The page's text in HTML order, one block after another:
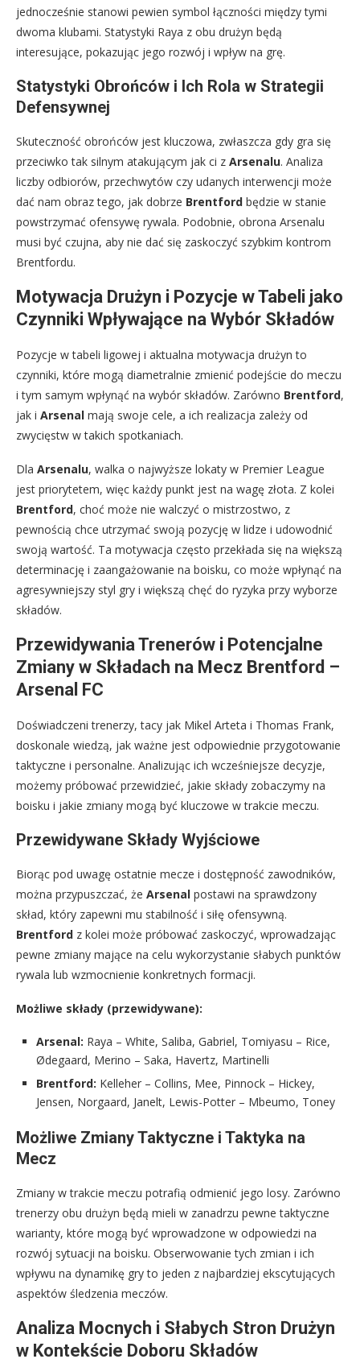
jednocześnie stanowi pewien symbol łączności między tymi
dwoma klubami. Statystyki Raya z obu drużyn będą
interesujące, pokazując jego rozwój i wpływ na grę.
Statystyki Obrońców i Ich Rola w Strategii
Defensywnej
Skuteczność obrońców jest kluczowa, zwłaszcza gdy gra się
przeciwko tak silnym atakującym jak ci z Arsenalu. Analiza
liczby odbiorów, przechwytów czy udanych interwencji może
dać nam obraz tego, jak dobrze Brentford będzie w stanie
powstrzymać ofensywę rywala. Podobnie, obrona Arsenalu
musi być czujna, aby nie dać się zaskoczyć szybkim kontrom
Brentfordu.
Motywacja Drużyn i Pozycje w Tabeli jako
Czynniki Wpływające na Wybór Składów
Pozycje w tabeli ligowej i aktualna motywacja drużyn to
czynniki, które mogą diametralnie zmienić podejście do meczu
i tym samym wpłynąć na wybór składów. Zarówno Brentford,
jak i Arsenal mają swoje cele, a ich realizacja zależy od
zwycięstw w takich spotkaniach.
Dla Arsenalu, walka o najwyższe lokaty w Premier League
jest priorytetem, więc każdy punkt jest na wagę złota. Z kolei
Brentford, choć może nie walczyć o mistrzostwo, z
pewnością chce utrzymać swoją pozycję w lidze i udowodnić
swoją wartość. Ta motywacja często przekłada się na większą
determinację i zaangażowanie na boisku, co może wpłynąć na
agresywniejszy styl gry i większą chęć do ryzyka przy wyborze
składów.
Przewidywania Trenerów i Potencjalne
Zmiany w Składach na Mecz Brentford –
Arsenal FC
Doświadczeni trenerzy, tacy jak Mikel Arteta i Thomas Frank,
doskonale wiedzą, jak ważne jest odpowiednie przygotowanie
taktyczne i personalne. Analizując ich wcześniejsze decyzje,
możemy próbować przewidzieć, jakie składy zobaczymy na
boisku i jakie zmiany mogą być kluczowe w trakcie meczu.
Przewidywane Składy Wyjściowe
Biorąc pod uwagę ostatnie mecze i dostępność zawodników,
można przypuszczać, że Arsenal postawi na sprawdzony
skład, który zapewni mu stabilność i siłę ofensywną.
Brentford z kolei może próbować zaskoczyć, wprowadzając
pewne zmiany mające na celu wykorzystanie słabych punktów
rywala lub wzmocnienie konkretnych formacji.
Możliwe składy (przewidywane):
Arsenal: Raya – White, Saliba, Gabriel, Tomiyasu – Rice,
Ødegaard, Merino – Saka, Havertz, Martinelli
Brentford: Kelleher – Collins, Mee, Pinnock – Hickey,
Jensen, Norgaard, Janelt, Lewis-Potter – Mbeumo, Toney
Możliwe Zmiany Taktyczne i Taktyka na
Mecz
Zmiany w trakcie meczu potrafią odmienić jego losy. Zarówno
trenerzy obu drużyn będą mieli w zanadrzu pewne taktyczne
warianty, które mogą być wprowadzone w odpowiedzi na
rozwój sytuacji na boisku. Obserwowanie tych zmian i ich
wpływu na dynamikę gry to jeden z najbardziej ekscytujących
aspektów śledzenia meczów.
Analiza Mocnych i Słabych Stron Drużyn
w Kontekście Doboru Składów